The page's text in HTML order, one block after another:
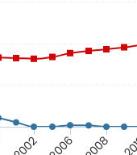
2002 2006 2008